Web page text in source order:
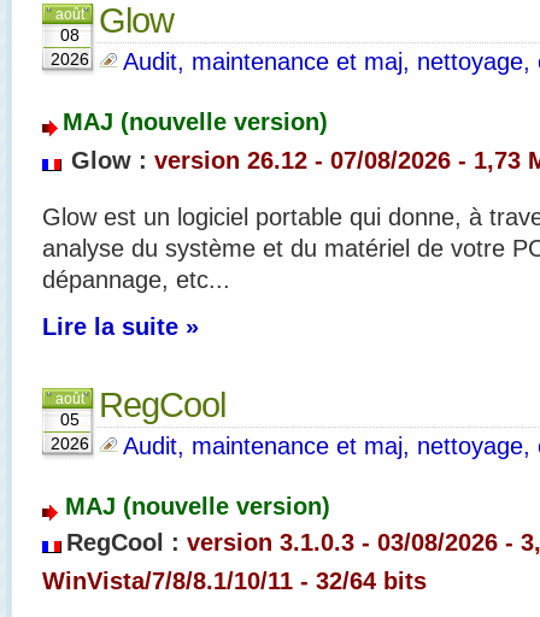
août
08
2026
Glow
Audit, maintenance et maj, nettoyage,
MAJ (nouvelle version)
Glow : version 26.12 - 07/08/2026 - 1,73
Glow est un logiciel portable qui donne, à
analyse du système et du matériel de votre
dépannage, etc...
Lire la suite »
août
05
2026
RegCool
Audit, maintenance et maj, nettoyage,
MAJ (nouvelle version)
RegCool : version 3.1.0.3 - 03/08/2026 -
WinVista/7/8/8.1/10/11 - 32/64 bits